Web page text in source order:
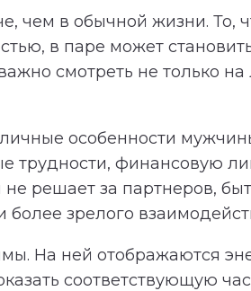
чем в обычной жизни. То,
в паре может
смотреть не только
личные особенности
трудности, финансовую
решает за партнеров,
зрелого
На ней отображаются
соответствующую